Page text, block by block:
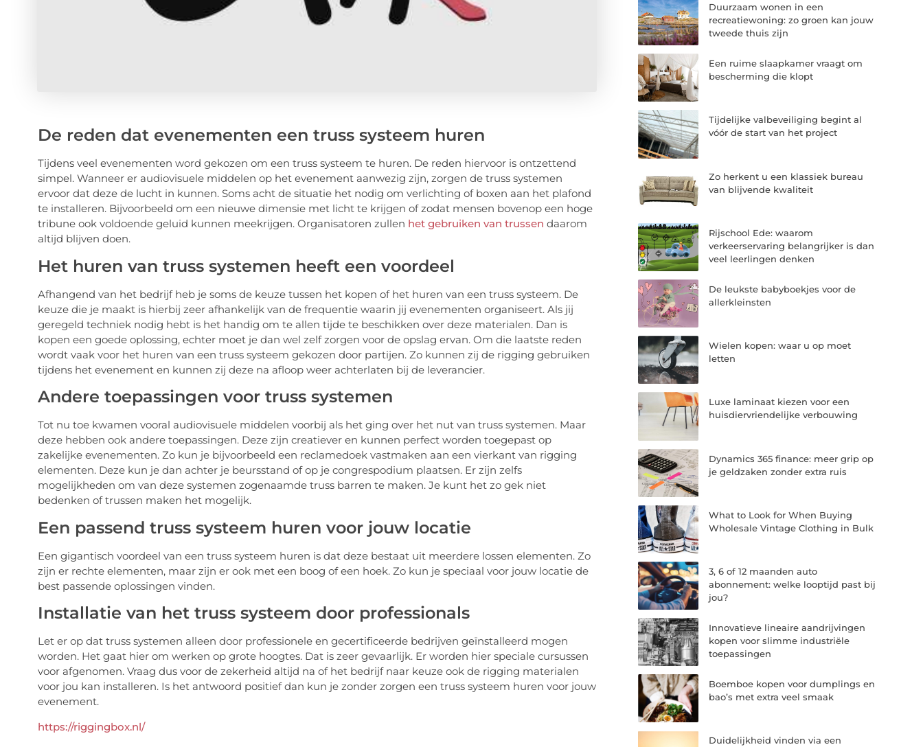
De reden dat evenementen een truss systeem huren
Tijdens veel evenementen word gekozen om een truss systeem te huren. De reden hiervoor is ontzettend
simpel. Wanneer er audiovisuele middelen op het evenement aanwezig zijn, zorgen de truss systemen
ervoor dat deze de lucht in kunnen. Soms acht de situatie het nodig om verlichting of boxen aan het plafond
te installeren. Bijvoorbeeld om een nieuwe dimensie met licht te krijgen of zodat mensen bovenop een hoge
tribune ook voldoende geluid kunnen meekrijgen. Organisatoren zullen het gebruiken van trussen daarom
altijd blijven doen.
Het huren van truss systemen heeft een voordeel
Afhangend van het bedrijf heb je soms de keuze tussen het kopen of het huren van een truss systeem. De
keuze die je maakt is hierbij zeer afhankelijk van de frequentie waarin jij evenementen organiseert. Als jij
geregeld techniek nodig hebt is het handig om te allen tijde te beschikken over deze materialen. Dan is
kopen een goede oplossing, echter moet je dan wel zelf zorgen voor de opslag ervan. Om die laatste reden
wordt vaak voor het huren van een truss systeem gekozen door partijen. Zo kunnen zij de rigging gebruiken
tijdens het evenement en kunnen zij deze na afloop weer achterlaten bij de leverancier.
Andere toepassingen voor truss systemen
Tot nu toe kwamen vooral audiovisuele middelen voorbij als het ging over het nut van truss systemen. Maar
deze hebben ook andere toepassingen. Deze zijn creatiever en kunnen perfect worden toegepast op
zakelijke evenementen. Zo kun je bijvoorbeeld een reclamedoek vastmaken aan een vierkant van rigging
elementen. Deze kun je dan achter je beursstand of op je congrespodium plaatsen. Er zijn zelfs
mogelijkheden om van deze systemen zogenaamde truss barren te maken. Je kunt het zo gek niet
bedenken of trussen maken het mogelijk.
Een passend truss systeem huren voor jouw locatie
Een gigantisch voordeel van een truss systeem huren is dat deze bestaat uit meerdere lossen elementen. Zo
zijn er rechte elementen, maar zijn er ook met een boog of een hoek. Zo kun je speciaal voor jouw locatie de
best passende oplossingen vinden.
Installatie van het truss systeem door professionals
Let er op dat truss systemen alleen door professionele en gecertificeerde bedrijven geïnstalleerd mogen
worden. Het gaat hier om werken op grote hoogtes. Dat is zeer gevaarlijk. Er worden hier speciale cursussen
voor afgenomen. Vraag dus voor de zekerheid altijd na of het bedrijf naar keuze ook de rigging materialen
voor jou kan installeren. Is het antwoord positief dan kun je zonder zorgen een truss systeem huren voor jouw
evenement.
https://riggingbox.nl/
Duurzaam wonen in een
recreatiewoning: zo groen kan jouw
tweede thuis zijn
Een ruime slaapkamer vraagt om
bescherming die klopt
Tijdelijke valbeveiliging begint al
vóór de start van het project
Zo herkent u een klassiek bureau
van blijvende kwaliteit
Rijschool Ede: waarom
verkeerservaring belangrijker is dan
veel leerlingen denken
De leukste babyboekjes voor de
allerkleinsten
Wielen kopen: waar u op moet
letten
Luxe laminaat kiezen voor een
huisdiervriendelijke verbouwing
Dynamics 365 finance: meer grip op
je geldzaken zonder extra ruis
What to Look for When Buying
Wholesale Vintage Clothing in Bulk
3, 6 of 12 maanden auto
abonnement: welke looptijd past bij
jou?
Innovatieve lineaire aandrijvingen
kopen voor slimme industriële
toepassingen
Boemboe kopen voor dumplings en
bao’s met extra veel smaak
Duidelijkheid vinden via een